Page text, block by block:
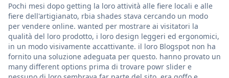
Pochi mesi dopo getting la loro attività alle fiere locali e alle
fiere dell'artigianato, rbia shades stava cercando un modo
per vendere online. wanted per mostrare ai visitatori la
qualità del loro prodotto, i loro design leggeri ed ergonomici,
in un modo visivamente accattivante. il loro Blogspot non ha
fornito una soluzione adeguata per questo. hanno provato un
many different options prima di trovare powr slider e